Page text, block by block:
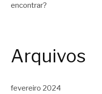
encontrar?
Arquivos
fevereiro 2024